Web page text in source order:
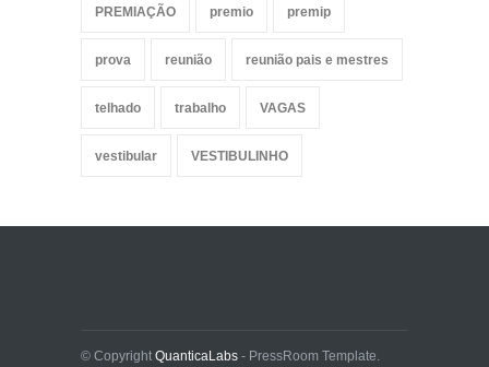
PREMIAÇÃO premio premip
prova reunião reunião pais e mestres
telhado trabalho VAGAS
vestibular VESTIBULINHO
© Copyright QuanticaLabs - PressRoom Template.